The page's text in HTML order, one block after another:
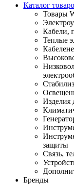
Каталог
Товары
Кабели,
Теплые
Изделия
защиты
Связь,
Бренды